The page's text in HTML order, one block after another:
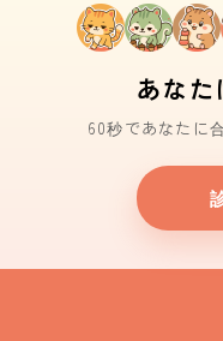
あなた
60秒であなたに